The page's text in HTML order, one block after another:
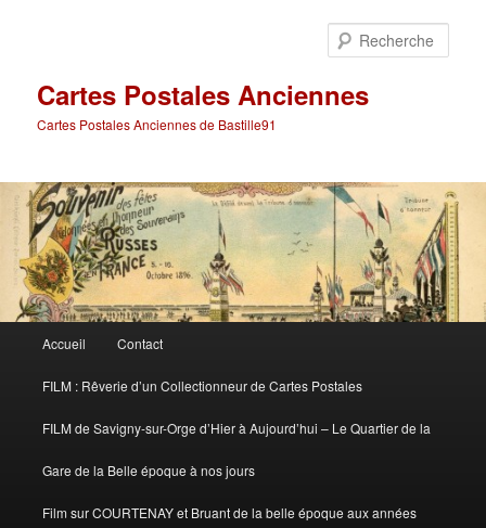
Cartes Postales Anciennes
Cartes Postales Anciennes de Bastille91
principal
Accueil Contact
FILM : Rêverie d’un Collectionneur de Cartes Postales
FILM de Savigny-sur-Orge d’Hier à Aujourd’hui – Le Quartier de la
Gare de la Belle époque à nos jours
Film sur COURTENAY et Bruant de la belle époque aux années